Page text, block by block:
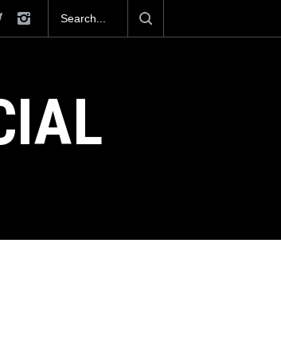
La industria naval mexicana construirá 32